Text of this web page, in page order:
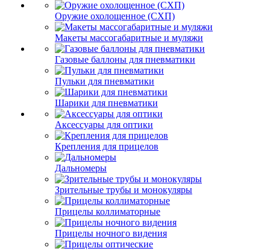
Оружие охолощенное (СХП)
Макеты массогабаритные и муляжи
Газовые баллоны для пневматики
Пульки для пневматики
Шарики для пневматики
Аксессуары для оптики
Крепления для прицелов
Дальномеры
Зрительные трубы и монокуляры
Прицелы коллиматорные
Прицелы ночного видения